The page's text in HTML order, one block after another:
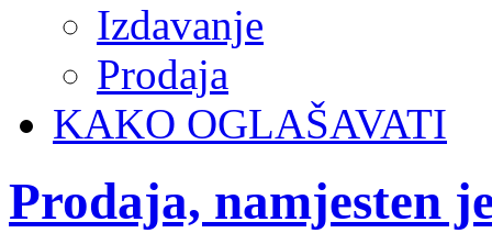
Izdavanje
Prodaja
KAKO OGLAŠAVATI
Prodaja, namjesten